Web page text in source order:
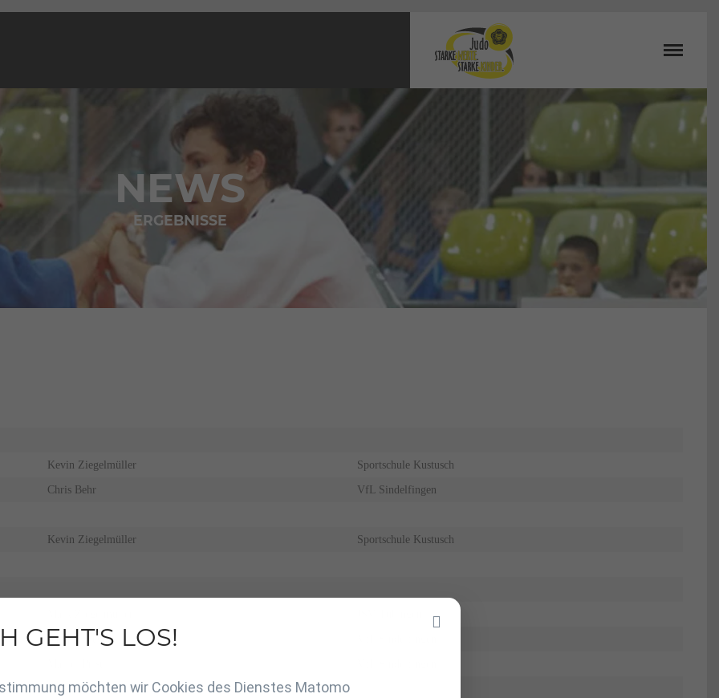
NEWS
ERGEBNISSE
Kevin Ziegelmüller Sportschule Kustusch
Chris Behr VfL Sindelfingen
Kevin Ziegelmüller Sportschule Kustusch
Sandro Sieger
GEHT'S LOS!
möchten wir Cookies des Dienstes Matomo